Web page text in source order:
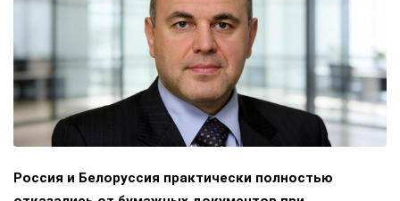
Россия и Белоруссия практически полностью